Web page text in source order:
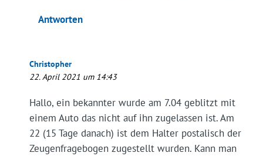
Antworten
Christopher
22. April 2021 um 14:43
Hallo, ein bekannter wurde am 7.04 geblitzt mit
einem Auto das nicht auf ihn zugelassen ist. Am
22 (15 Tage danach) ist dem Halter postalisch der
Zeugenfragebogen zugestellt wurden. Kann man